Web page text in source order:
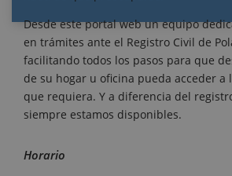
Desde este portal web un equipo
en trámites ante el Registro Civil de
facilitando todos los pasos para que
de su hogar u oficina pueda acceder a
que requiera. Y a diferencia del
siempre estamos disponibles.
Horario